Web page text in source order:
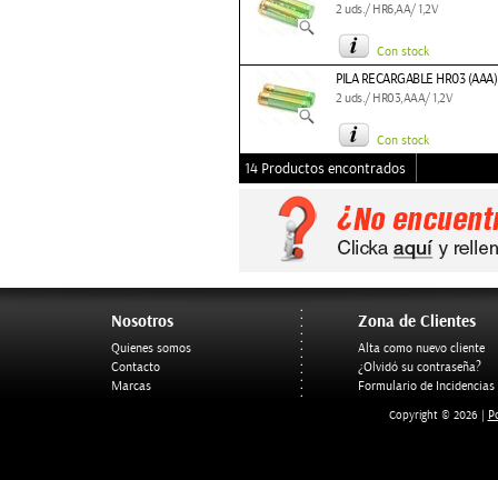
2 uds./ HR6,AA/ 1,2V
Con stock
PILA RECARGABLE HR03
2 uds./ HR03,AAA/ 1,2V
Con stock
14 Productos encontrados
Nosotros
Quienes somos
Contacto
Marcas
Zona de Clientes
Alta como nuevo cliente
¿Olvidó su contraseña?
Formulario de Incidencias
Copyright © 2026 |